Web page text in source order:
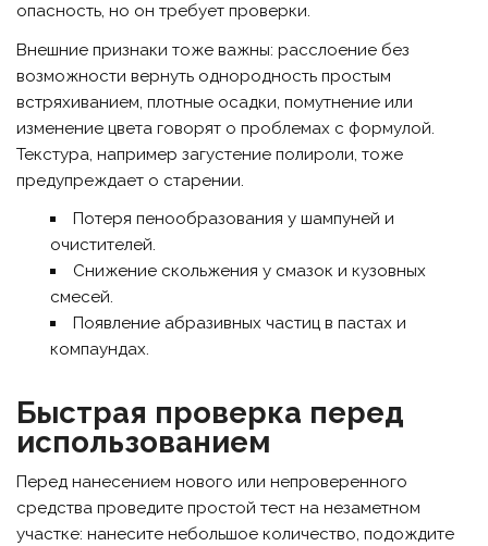
опасность, но он требует проверки.
Внешние признаки тоже важны: расслоение без
возможности вернуть однородность простым
встряхиванием, плотные осадки, помутнение или
изменение цвета говорят о проблемах с формулой.
Текстура, например загустение полироли, тоже
предупреждает о старении.
Потеря пенообразования у шампуней и
очистителей.
Снижение скольжения у смазок и кузовных
смесей.
Появление абразивных частиц в пастах и
компаундах.
Быстрая проверка перед
использованием
Перед нанесением нового или непроверенного
средства проведите простой тест на незаметном
участке: нанесите небольшое количество, подождите